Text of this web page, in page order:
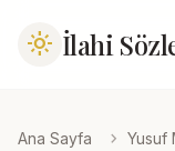
light_mode İlahi
Ana Sayfa chevron_right Yusuf